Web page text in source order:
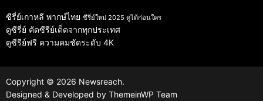
ซีรี่ย์เกาหลี พากษ์ไทย ซีรี่ย์ใหม่ 2025 ดูได้ก่อนใคร
ดูซีรี่ย์ คัดซีรีย์เด็ดจากทุกประเทศ
ดูซีรีย์ฟรี ความคมชัดระดับ 4K
Copyright © 2026 Newsreach.
Designed & Developed by ThemeinWP Team